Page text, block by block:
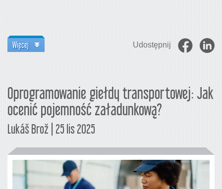
Więcej Udostępnij
Oprogramowanie giełdy transportowej: Jak
ocenić pojemność załadunkową?
Lukáš Brož | 25 lis 2025